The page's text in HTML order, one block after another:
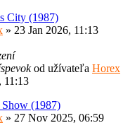
City (1987)
» 23 Jan 2026, 11:13
od užívateľa Horex
11:13
(1987)
» 27 Nov 2025, 06:59